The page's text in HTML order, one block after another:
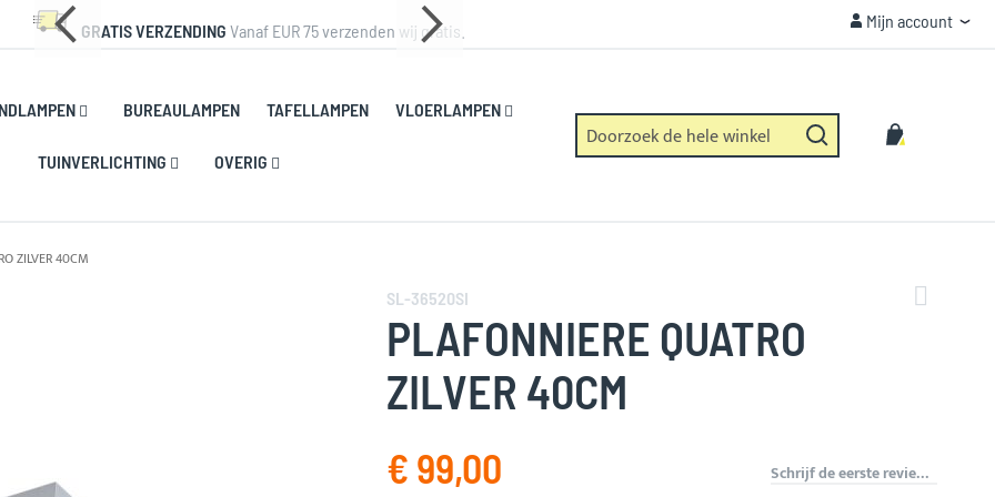
GRATIS VERZENDING Vanaf EUR 75 verzenden wij gratis. Https verbinding en geen dataverzameling.
Mijn account
Mijn account
BUREAULAMPEN TAFELLAMPEN VLOERLAMPEN
TUINVERLICHTING OVERIG
Zoek
Zoek
ZILVER 40CM
SL-36520SI
PLAFONNIERE QUATRO
ZILVER 40CM
€ 99,00 Schrijf de eerste review over dit product